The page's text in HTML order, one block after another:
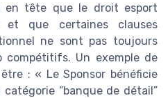
en tête que le droit esport
et que certaines clauses
ne sont pas toujours
compétitifs. Un exemple de
: « Le Sponsor bénéficie
“banque de détail”